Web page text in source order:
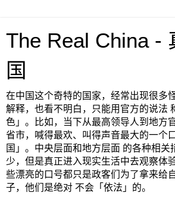
The Real China -
国
在中国这个奇特的国家，经常出现很多
解释，也看不明白，只能用官方的说法
色」。比如，当下从最高领导人到地方
省市，喊得最欢、叫得声音最大的一个
国」。中央层面和地方层面 的各种相关
少，但是真正进入现实生活中去观察体
些漂亮的口号都只是政客们为了拿来给
子，他们是绝对 不会「依法」的。